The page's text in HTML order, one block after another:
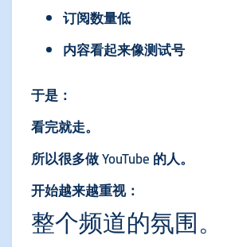
订阅数量低
内容看起来像测试号
于是：
看完就走。
所以很多做 YouTube 的人。
开始越来越重视：
整个频道的氛围。